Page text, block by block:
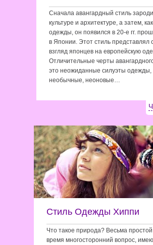
Сначала авангардный стиль
культуре и архитектуре, а затем,
одежды, он появился в 20-е гг.
в Японии. Этот стиль представлял
взгляд японцев на европейскую
Отличительные черты
это неожиданные силуэты одежды,
необычные, неоновые…
Стиль Одежды Хиппи
Что такое природа? Весьма
время многосторонний вопрос,